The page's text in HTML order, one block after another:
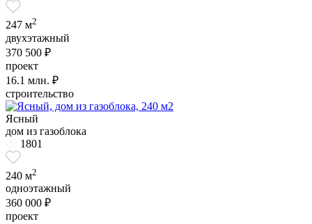
247 м2
двухэтажный
370 500 ₽
проект
16.1 млн. ₽
строительство
Ясный
дом из газоблока
1801
240 м2
одноэтажный
360 000 ₽
проект